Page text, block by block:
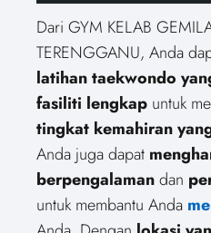
Dari GYM KELAB
TERENGGANU, Anda
latihan taekwondo
fasiliti lengkap untuk
tingkat kemahiran
Anda juga dapat
berpengalamandan
untuk membantu Anda